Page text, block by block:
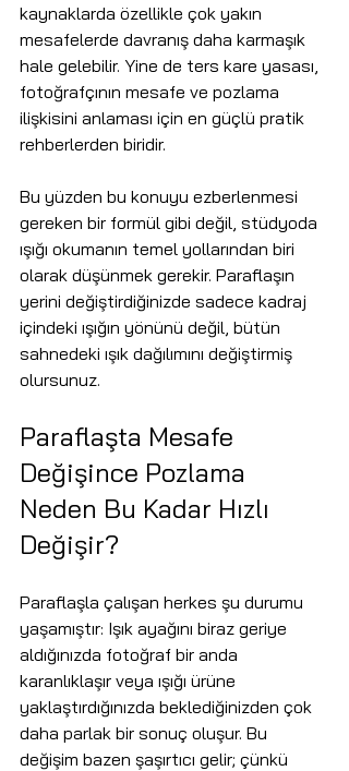
kaynaklarda özellikle çok yakın
mesafelerde davranış daha karmaşık
hale gelebilir. Yine de ters kare yasası,
fotoğrafçının mesafe ve pozlama
ilişkisini anlaması için en güçlü pratik
rehberlerden biridir.
Bu yüzden bu konuyu ezberlenmesi
gereken bir formül gibi değil, stüdyoda
ışığı okumanın temel yollarından biri
olarak düşünmek gerekir. Paraflaşın
yerini değiştirdiğinizde sadece kadraj
içindeki ışığın yönünü değil, bütün
sahnedeki ışık dağılımını değiştirmiş
olursunuz.
Paraflaşta Mesafe
Değişince Pozlama
Neden Bu Kadar Hızlı
Değişir?
Paraflaşla çalışan herkes şu durumu
yaşamıştır: Işık ayağını biraz geriye
aldığınızda fotoğraf bir anda
karanlıklaşır veya ışığı ürüne
yaklaştırdığınızda beklediğinizden çok
daha parlak bir sonuç oluşur. Bu
değişim bazen şaşırtıcı gelir; çünkü